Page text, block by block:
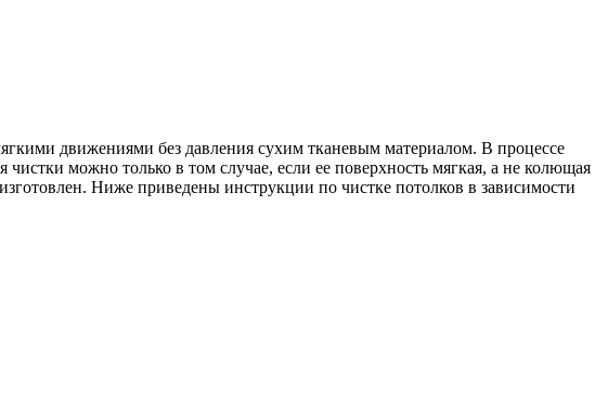
движениями без давления сухим тканевым материалом. В процессе
можно только в том случае, если ее поверхность мягкая, а не колющая
Ниже приведены инструкции по чистке потолков в зависимости